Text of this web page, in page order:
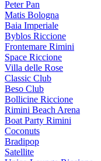
Peter Pan
Matis Bologna
Baia Imperiale
Byblos Riccione
Frontemare Rimini
Space Riccione
Villa delle Rose
Classic Club
Beso Club
Bollicine Riccione
Rimini Beach Arena
Boat Party Rimini
Coconuts
Bradipop
Satellite